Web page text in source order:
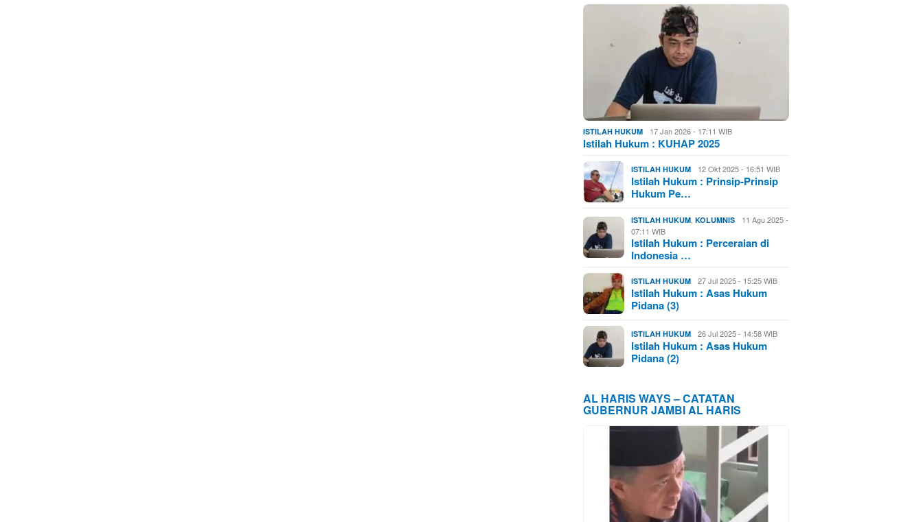
ISTILAH HUKUM 17 Jan 2026 - 17:11 WIB
Istilah Hukum : KUHAP 2025
ISTILAH HUKUM 12 Okt 2025 - 16:51 WIB
Istilah Hukum : Prinsip-Prinsip
Hukum Pe…
ISTILAH HUKUM ,KOLUMNIS
11 Agu 2025 -
07:11 WIB
Istilah Hukum : Perceraian di
Indonesia …
ISTILAH HUKUM 27 Jul 2025 - 15:25 WIB
Istilah Hukum : Asas Hukum
Pidana (3)
ISTILAH HUKUM 26 Jul 2025 - 14:58 WIB
Istilah Hukum : Asas Hukum
Pidana (2)
AL HARIS WAYS – CATATAN
GUBERNUR JAMBI AL HARIS